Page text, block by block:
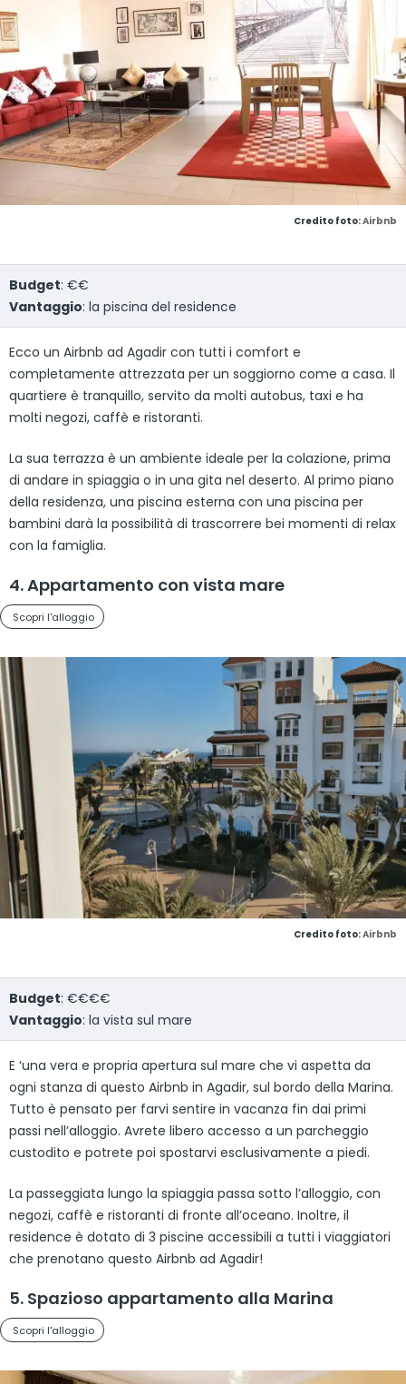
Credito foto:Airbnb
Budget: €€
Vantaggio: la piscina del residence
Ecco un Airbnb ad Agadir con tutti i comfort e
completamente attrezzata per un soggiorno come a casa. Il
quartiere è tranquillo, servito da molti autobus, taxi e ha
molti negozi, caffè e ristoranti.
La sua terrazza è un ambiente ideale per la colazione, prima
di andare in spiaggia o in una gita nel deserto. Al primo piano
della residenza, una piscina esterna con una piscina per
bambini darà la possibilità di trascorrere bei momenti di relax
con la famiglia.
4. Appartamento con vista mare
Scopri l'alloggio
Credito foto:Airbnb
Budget: €€€€
Vantaggio: la vista sul mare
E ‘una vera e propria apertura sul mare che vi aspetta da
ogni stanza di questo Airbnb in Agadir, sul bordo della Marina.
Tutto è pensato per farvi sentire in vacanza fin dai primi
passi nell’alloggio. Avrete libero accesso a un parcheggio
custodito e potrete poi spostarvi esclusivamente a piedi.
La passeggiata lungo la spiaggia passa sotto l’alloggio, con
negozi, caffè e ristoranti di fronte all’oceano. Inoltre, il
residence è dotato di 3 piscine accessibili a tutti i viaggiatori
che prenotano questo Airbnb ad Agadir!
5. Spazioso appartamento alla Marina
Scopri l'alloggio